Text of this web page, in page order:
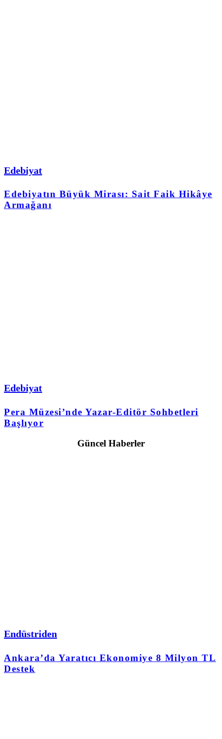
Edebiyat
Edebiyatın Büyük Mirası: Sait Faik Hikâye
Armağanı
Edebiyat
Pera Müzesi’nde Yazar-Editör Sohbetleri
Başlıyor
Güncel Haberler
Endüstriden
Ankara’da Yaratıcı Ekonomiye 8 Milyon TL
Destek